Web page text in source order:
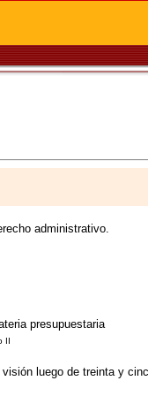
administrativo.
presupuestaria
II
luego de treinta y